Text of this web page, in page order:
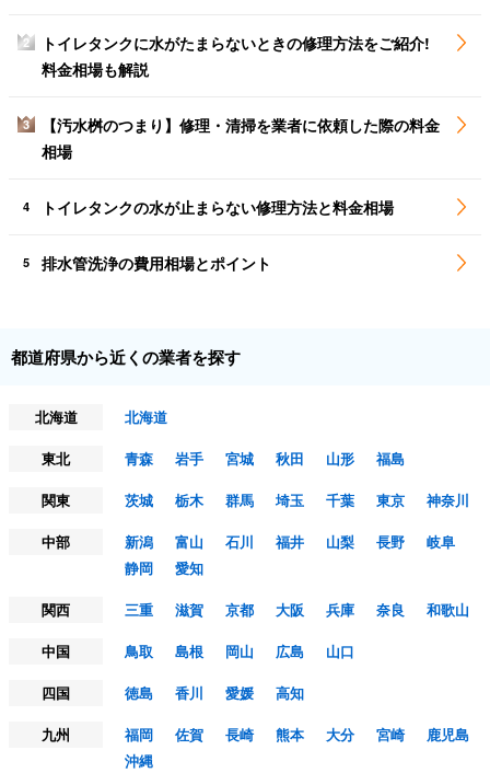
2
トイレタンクに水がたまらないときの修理方法をご紹介!
料金相場も解説
3
【汚水桝のつまり】修理・清掃を業者に依頼した際の料金
相場
4 トイレタンクの水が止まらない修理方法と料金相場
5 排水管洗浄の費用相場とポイント
都道府県から近くの業者を探す
北海道
北海道
東北
青森 岩手 宮城 秋田 山形
福島
関東
茨城 栃木 群馬 埼玉 千葉 東京
神奈川
中部
新潟 富山 石川 福井 山梨 長野
岐阜
静岡
愛知
関西
三重 滋賀 京都 大阪 兵庫 奈良
和歌山
中国
鳥取 島根 岡山 広島
山口
四国
徳島 香川 愛媛
高知
九州
福岡 佐賀 長崎 熊本 大分 宮崎
鹿児島
沖縄